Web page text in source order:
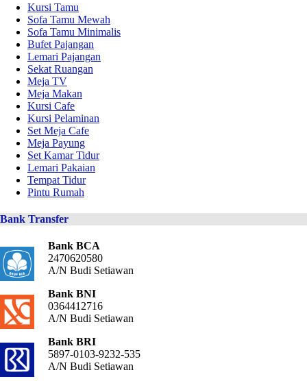
Kursi Tamu
Sofa Tamu Mewah
Sofa Tamu Minimalis
Bufet Pajangan
Lemari Pajangan
Sekat Ruangan
Meja TV
Meja Makan
Kursi Cafe
Kursi Pelaminan
Set Meja Cafe
Meja Payung
Set Kamar Tidur
Lemari Pakaian
Tempat Tidur
Pintu Rumah
Bank Transfer
Bank BCA
2470620580
A/N Budi Setiawan
Bank BNI
0364412716
A/N Budi Setiawan
Bank BRI
5897-0103-9232-535
A/N Budi Setiawan